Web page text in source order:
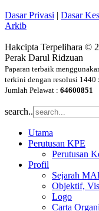
Dasar Privasi | Dasar
Arkib
Hakcipta Terpelihara ©
Perak Darul Ridzuan
Paparan terbaik
terkini dengan resolusi 1440
Jumlah Pelawat : 64600851
search..
Utama
Perutusan KPE
Perutusan
Profil
Sejarah
Objektif,
Logo
Carta